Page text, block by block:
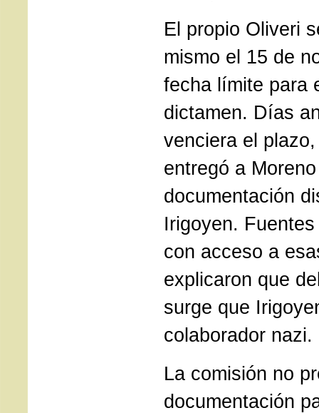
El propio Oliveri
mismo el 15 de
fecha límite para
dictamen. Días
venciera el
entregó a
documentación
Irigoyen.
con acceso a
explicaron que
surge que
colaborador nazi.
La comisión no
documentación